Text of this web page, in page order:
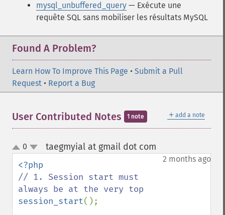
mysql_unbuffered_query — Exécute une
requête SQL sans mobiliser les résultats MySQL
Found A Problem?
Learn How To Improve This Page • Submit a Pull
Request • Report a Bug
＋ add a note
User Contributed Notes 1 note
up
down
0 taegmyial at gmail dot com
2 months ago
// 1. Session start must
session_start();